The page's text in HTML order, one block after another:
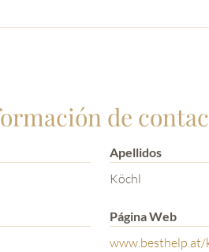
de
Apellidos
Köchl
Página Web
www.besthelp.at/